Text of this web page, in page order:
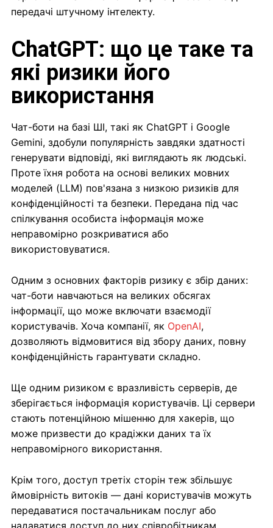
передачі штучному інтелекту.
ChatGPT: що це таке та
які ризики його
використання
Чат-боти на базі ШІ, такі як ChatGPT і Google
Gemini, здобули популярність завдяки здатності
генерувати відповіді, які виглядають як людські.
Проте їхня робота на основі великих мовних
моделей (LLM) пов'язана з низкою ризиків для
конфіденційності та безпеки. Передана під час
спілкування особиста інформація може
неправомірно розкриватися або
використовуватися.
Одним з основних факторів ризику є збір даних:
чат-боти навчаються на великих обсягах
інформації, що може включати взаємодії
користувачів. Хоча компанії, як OpenAI,
дозволяють відмовитися від збору даних, повну
конфіденційність гарантувати складно.
Ще одним ризиком є вразливість серверів, де
зберігається інформація користувачів. Ці сервери
стають потенційною мішенню для хакерів, що
може призвести до крадіжки даних та їх
неправомірного використання.
Крім того, доступ третіх сторін теж збільшує
ймовірність витоків — дані користувачів можуть
передаватися постачальникам послуг або